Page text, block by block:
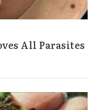
All Parasites